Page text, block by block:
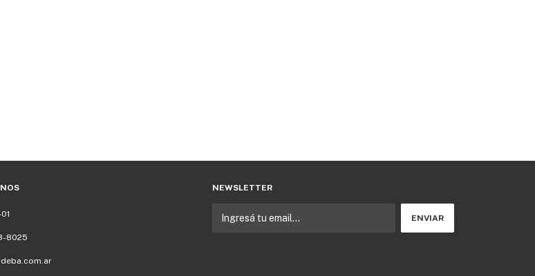
8025
NEWSLETTER